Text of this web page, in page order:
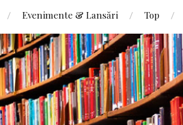
Evenimente & Lansări Top